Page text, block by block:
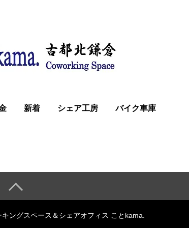
新着 シェア工房 バイク車庫
ングスペース＆シェアオフィス ことkama.